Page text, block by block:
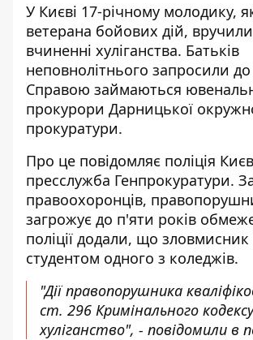
У Києві 17-річному молодику,
ветерана бойових дій,
вчиненні хуліганства. Батьків
неповнолітнього запросили до
Справою займаються
прокурори Дарницької
прокуратури.
Про це повідомляє поліція
пресслужба Генпрокуратури.
правоохоронців,
загрожує до п'яти років
поліції додали, що зловмисник
студентом одного з коледжів.
"Дії правопорушника
ст. 296 Кримінального
хуліганство", - повідомили в